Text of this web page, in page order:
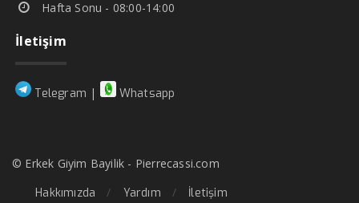
Hafta Sonu - 08:00-14:00
İletişim
Telegram | Whatsapp
© Erkek Giyim Bayilik - Pierrecassi.com
Hakkımızda
Yardım İletişim